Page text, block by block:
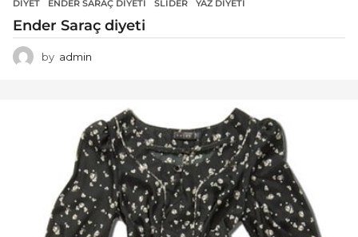
DIYET ENDER SARAÇ DIYETI ,SLIDER ,YAZ DIYETI
Ender Saraç diyeti
by admin